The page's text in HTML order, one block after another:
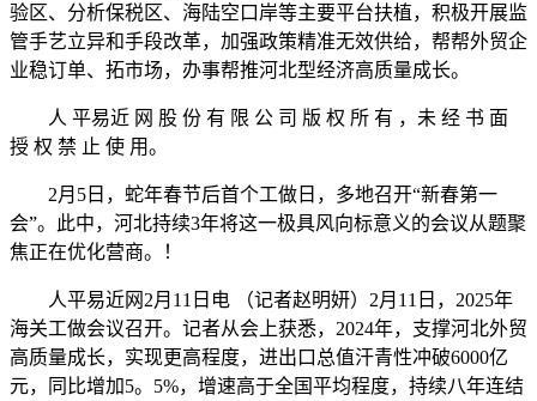
验区、分析保税区、海陆空口岸等主要平台扶植，积极开展监
管手艺立异和手段改革，加强政策精准无效供给，帮帮外贸企
业稳订单、拓市场，办事帮推河北型经济高质量成长。
人 平易近 网 股 份 有 限 公 司 版 权 所 有 ，未 经 书 面
授 权 禁 止 使 用。
2月5日，蛇年春节后首个工做日，多地召开“新春第一
会”。此中，河北持续3年将这一极具风向标意义的会议从题聚
焦正在优化营商。！
人平易近网2月11日电 （记者赵明妍）2月11日，2025年
海关工做会议召开。记者从会上获悉，2024年，支撑河北外贸
高质量成长，实现更高程度，进出口总值汗青性冲破6000亿
元，同比增加5。5%，增速高于全国平均程度，持续八年连结